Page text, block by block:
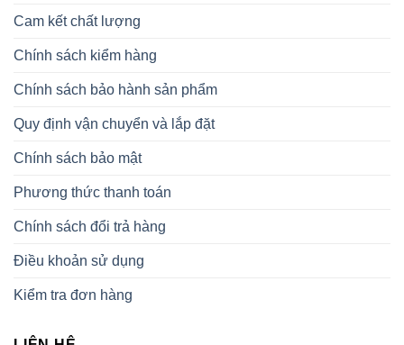
Cam kết chất lượng
Chính sách kiểm hàng
Chính sách bảo hành sản phẩm
Quy định vận chuyển và lắp đặt
Chính sách bảo mật
Phương thức thanh toán
Chính sách đổi trả hàng
Điều khoản sử dụng
Kiểm tra đơn hàng